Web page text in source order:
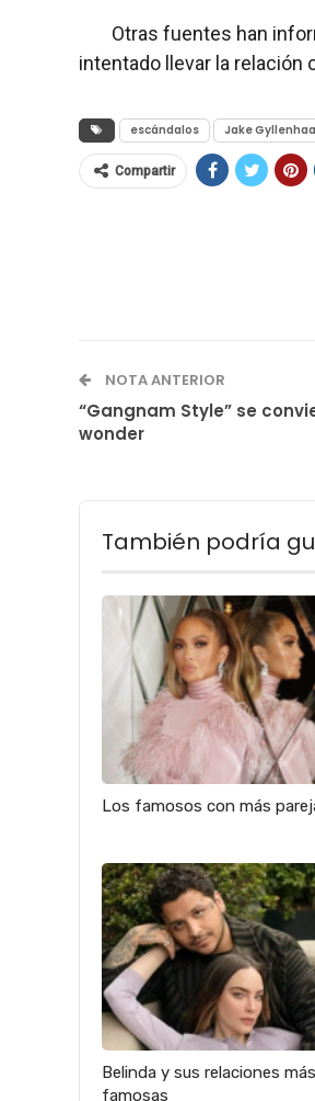
Otras fuentes han
intentado llevar la
escándalos Jake
Compartir
NOTA ANTERIOR
“Gangnam Style” se
wonder
También podría
Los famosos con más
Belinda y sus relaciones más
famosas